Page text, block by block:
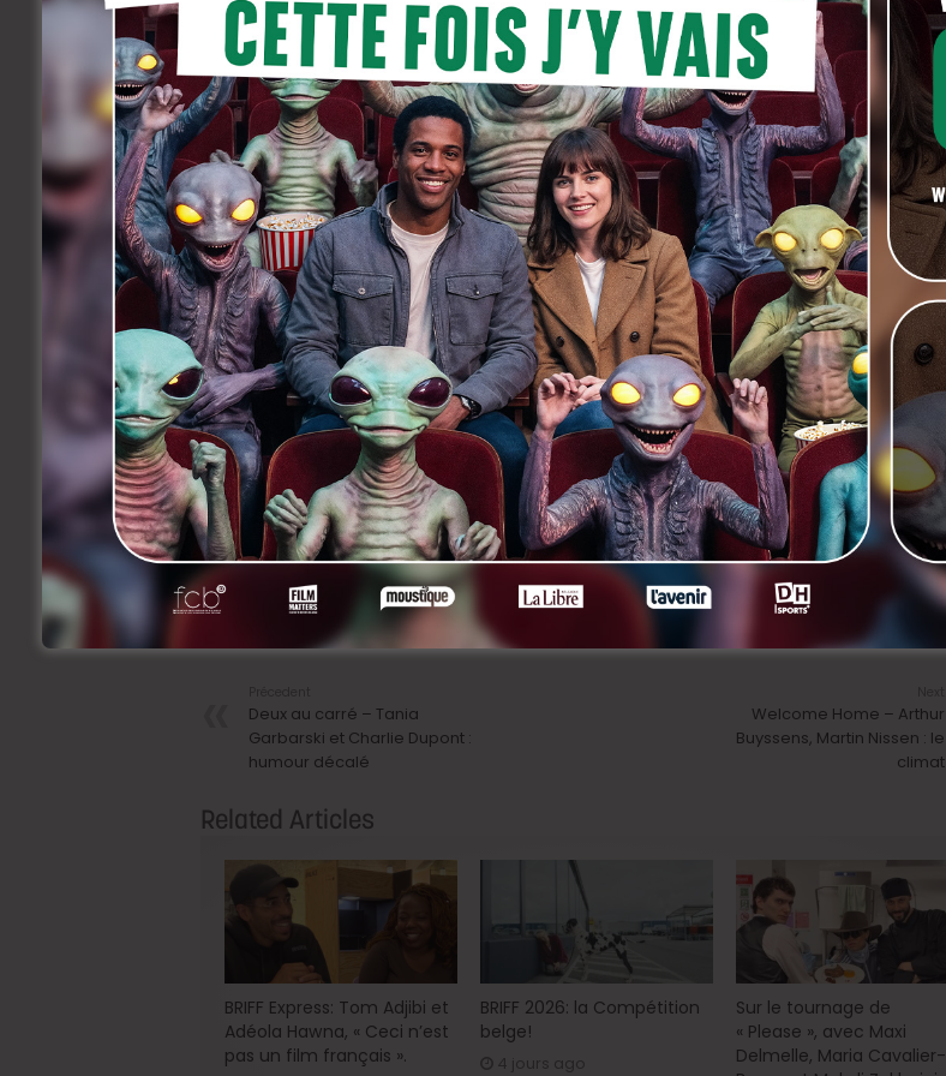
Kinepolis Liège
Jean-Pierre Colleye de 4020 Liège
Marielle Delorier de Flémall
Fabienne Noel de Nandrin
Catherine Goffart de 4000 Liège
Aude Labeye de 4000 Liège
Acinapolis Namur
Marie Kaufmann de Havelange
Philippe Joachim de Mettet
Gilles Delforge
Beatrice Francois
Bernard Bellefroid de Louvain-la-Neuve
Deux au carré – Tania
Garbarski et Charlie Dupont :
humour décalé
Welcome Home – Arthur
Buyssens, Martin Nissen : le
climat
Related Articles
BRIFF Express: Tom Adjibi et
Adéola Hawna, « Ceci n’est
pas un film français ».
BRIFF 2026: la Compétition
belge!
4 jours ago
Sur le tournage de
« Please », avec Maxi
Delmelle, Maria Cavalier-